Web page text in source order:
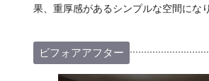
果、重厚感があるシンプルな空間にな
ビフォアアフター